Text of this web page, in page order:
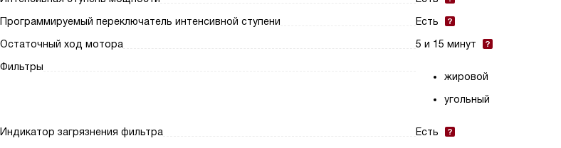
Программируемый переключатель интенсивной ступени
Есть
Остаточный ход мотора
5 и 15 минут
Фильтры
жировой
угольный
Индикатор загрязнения фильтра
Есть